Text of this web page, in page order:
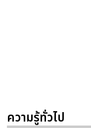
ความรู้ทั่วไป